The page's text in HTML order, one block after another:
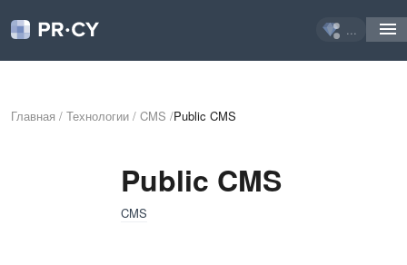
...
Главная / Технологии / CMS /Public CMS
Public CMS
CMS